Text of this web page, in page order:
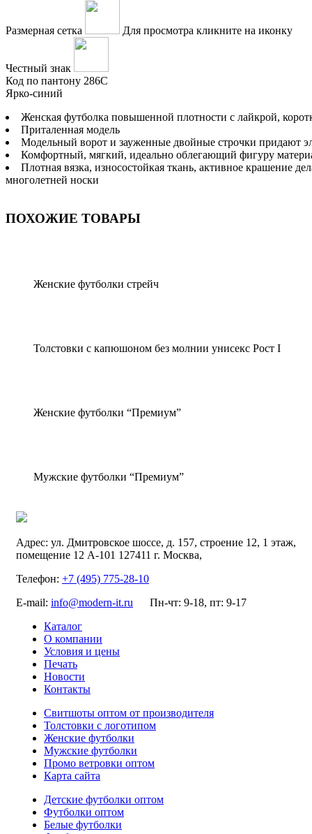
Размерная сетка Для просмотра кликните на иконку
Честный знак
Код по пантону 286C
Ярко-синий
Женская футболка повышенной плотности с лайкрой,
Приталенная модель
Модельный ворот и зауженные двойные строчки придают
Комфортный, мягкий, идеально облегающий фигуру
Плотная вязка, износостойкая ткань, активное крашение
многолетней носки
ПОХОЖИЕ ТОВАРЫ
Женские футболки стрейч
Толстовки с капюшоном без молнии унисекс Рост I
Женские футболки “Премиум”
Мужские футболки “Премиум”
Адрес: ул. Дмитровское шоссе, д. 157, строение 12, 1 этаж,
помещение 12 А-101 127411 г. Москва,
Телефон: +7 (495) 775-28-10
E-mail: info@modern-it.ru
Пн-чт: 9-18, пт: 9-17
Каталог
О компании
Условия и цены
Печать
Новости
Контакты
Свитшоты оптом от производителя
Толстовки с логотипом
Женские футболки
Мужские футболки
Промо ветровки оптом
Карта сайта
Детские футболки оптом
Футболки оптом
Белые футболки